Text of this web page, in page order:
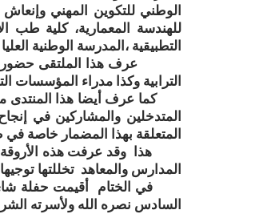
الوطني للتكوين المهني
للهندسة المعمارية، كلية طب
التطبيقية ،المدرسة الوطنية
عرف هذا الملتقى حضورا
الترابية وكذا مدراء المؤسسات
كما عرف أيضا هذا المنتدى
المتدخلين والمشاركين في
المتعلقة بهذا المضمار خاصة
هذا وقد عرفت هذه الأروقة
المدارس والمعاهد تخللتها
في الختام أقيمت حفلة شاي
السادس نصره الله ولأسرته